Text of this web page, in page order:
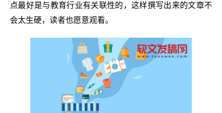
点最好是与教育行业有关联性的，这样撰写出来的文章不
会太生硬，读者也愿意观看。